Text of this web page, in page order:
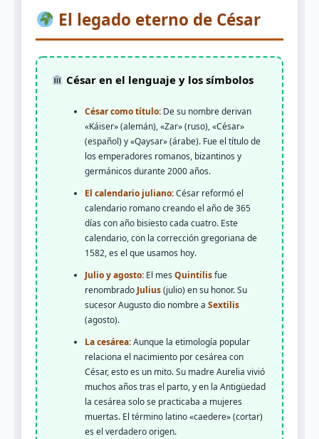
El legado eterno de César
César en el lenguaje y los símbolos
César como título: De su nombre derivan
«Káiser» (alemán), «Zar» (ruso), «César»
(español) y «Qaysar» (árabe). Fue el título de
los emperadores romanos, bizantinos y
germánicos durante 2000 años.
El calendario juliano:César reformó el
calendario romano creando el año de 365
días con año bisiesto cada cuatro. Este
calendario, con la corrección gregoriana de
1582, es el que usamos hoy.
Julio y agosto: El mes Quintilisfue
renombrado Julius(julio) en su honor. Su
sucesor Augusto dio nombre a Sextilis
(agosto).
La cesárea:Aunque la etimología popular
relaciona el nacimiento por cesárea con
César, esto es un mito. Su madre Aurelia vivió
muchos años tras el parto, y en la Antigüedad
la cesárea solo se practicaba a mujeres
muertas. El término latino «caedere» (cortar)
es el verdadero origen.